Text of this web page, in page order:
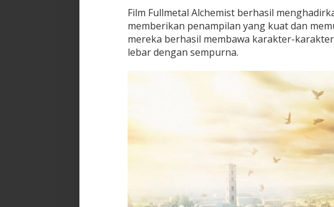
Film Fullmetal Alchemist berhasil
memberikan penampilan yang kuat dan
mereka berhasil membawa karakter-
lebar dengan sempurna.